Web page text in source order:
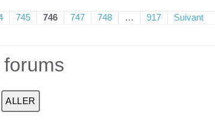
745 746 747 748 … 917
Suivant